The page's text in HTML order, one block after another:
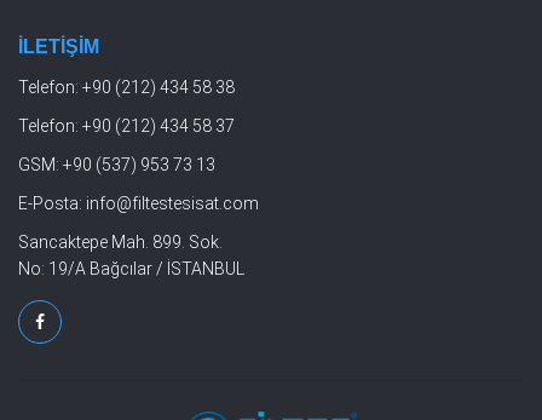
İLETIŞIM
Telefon: +90 (212) 434 58 38
Telefon: +90 (212) 434 58 37
GSM: +90 (537) 953 73 13
E-Posta: info@filtestesisat.com
Sancaktepe Mah. 899. Sok.
No: 19/A Bağcılar / İSTANBUL